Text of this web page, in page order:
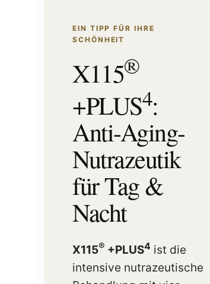
EIN TIPP FÜR IHRE
SCHÖNHEIT
X115®
+PLUS4:
Anti-Aging-
Nutrazeutik
für Tag &
Nacht
X115® +PLUS4 ist die
intensive nutrazeutische